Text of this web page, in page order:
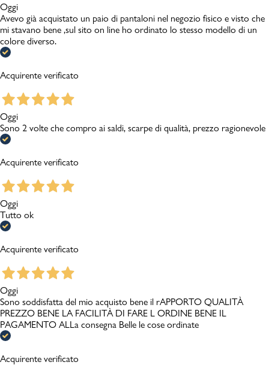
Oggi
Avevo già acquistato un paio di pantaloni nel negozio fisico e visto che
mi stavano bene ,sul sito on line ho ordinato lo stesso modello di un
colore diverso.
Acquirente verificato
Oggi
Sono 2 volte che compro ai saldi, scarpe di qualità, prezzo ragionevole
Acquirente verificato
Oggi
Tutto ok
Acquirente verificato
Oggi
Sono soddisfatta del mio acquisto bene il rAPPORTO QUALITÀ
PREZZO BENE LA FACILITÀ DI FARE L ORDINE BENE IL
PAGAMENTO ALLa consegna Belle le cose ordinate
Acquirente verificato